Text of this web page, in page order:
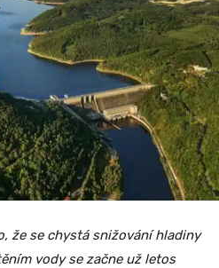
že se chystá snižování hladiny
vody se začne už letos